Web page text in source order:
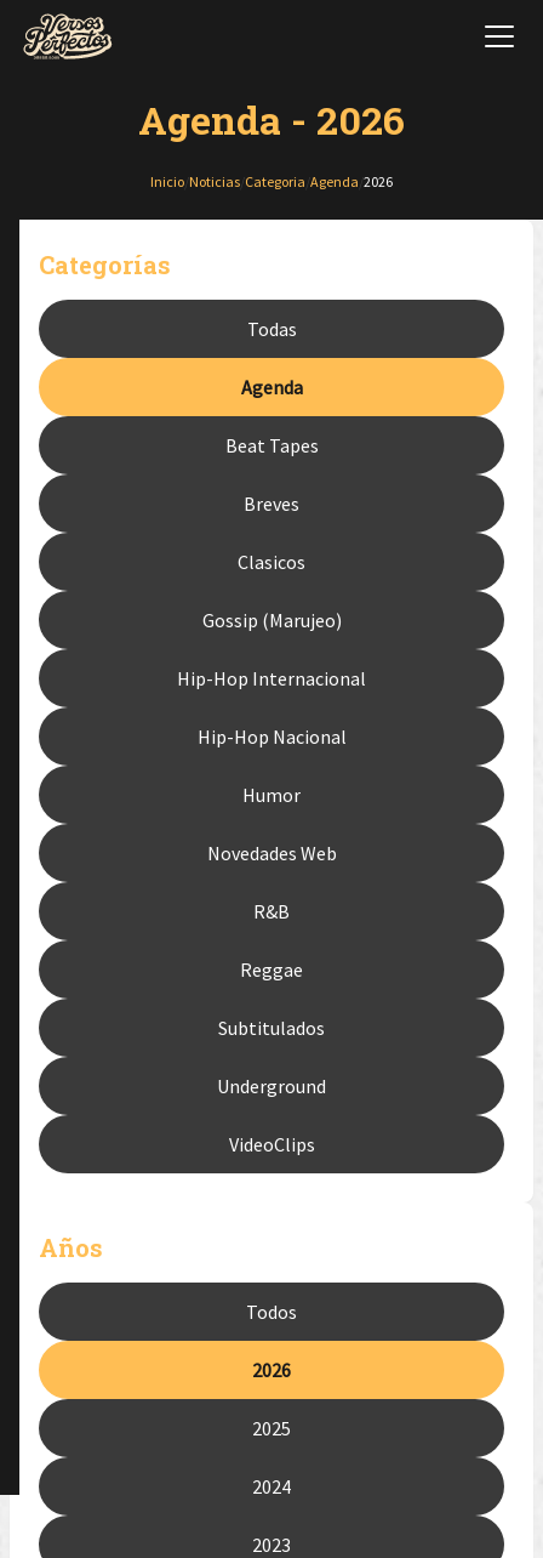
Agenda - 2026
Inicio Noticias Categoria Agenda 2026
Categorías
Todas
Agenda
Beat Tapes
Breves
Clasicos
Gossip (Marujeo)
Hip-Hop Internacional
Hip-Hop Nacional
Humor
Novedades Web
R&B
Reggae
Subtitulados
Underground
VideoClips
Años
Todos
2026
2025
2024
2023